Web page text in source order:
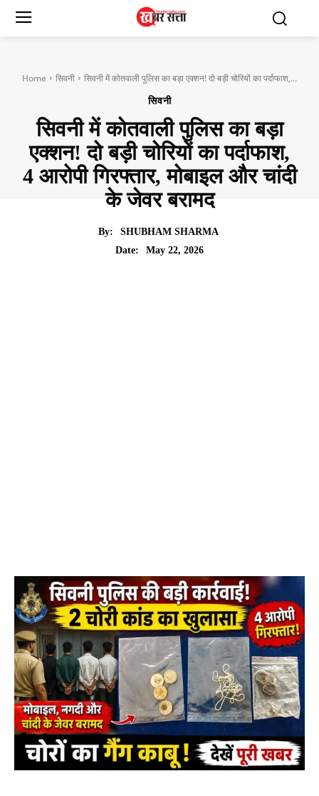
Home सिवनी सिवनी में कोतवाली पुलिस का बड़ा एक्शन! दो बड़ी चोरियों का पर्दाफाश,...
सिवनी
सिवनी में कोतवाली पुलिस का बड़ा
एक्शन! दो बड़ी चोरियों का पर्दाफाश,
4 आरोपी गिरफ्तार, मोबाइल और चांदी
के जेवर बरामद
By:
SHUBHAM SHARMA
Date:
May 22, 2026